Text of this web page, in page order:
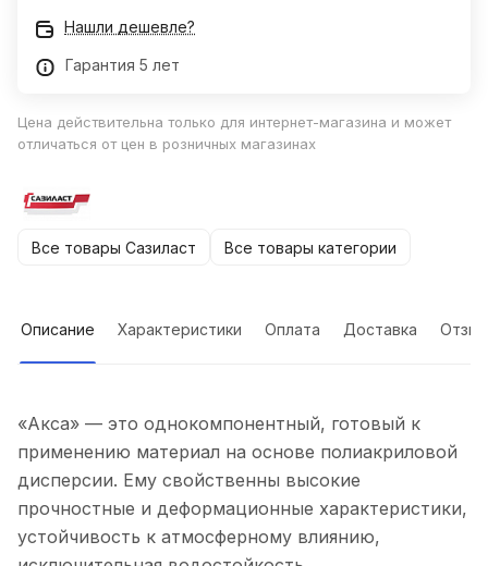
Нашли дешевле?
Гарантия 5 лет
Цена действительна только для интернет-магазина и может
отличаться от цен в розничных магазинах
Все товары Сазиласт Все товары категории
Описание Характеристики Оплата Доставка
«Акса» — это однокомпонентный, готовый к
применению материал на основе полиакриловой
дисперсии. Ему свойственны высокие
прочностные и деформационные характеристики,
устойчивость к атмосферному влиянию,